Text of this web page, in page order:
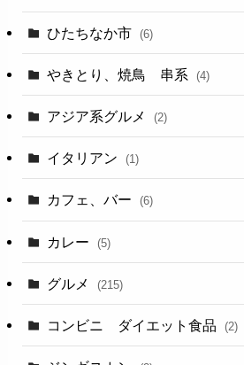
ひたちなか市 (6)
やきとり、焼鳥 串系 (4)
アジア系グルメ (2)
イタリアン (1)
カフェ、バー (6)
カレー (5)
グルメ (215)
コンビニ ダイエット食品 (2)